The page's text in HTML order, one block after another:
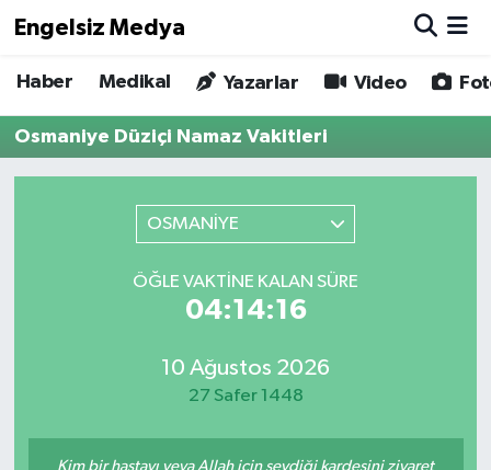
Engelsiz Medya
Haber Medikal Yazarlar Video
Osmaniye Düziçi Namaz Vakitleri
OSMANİYE
ÖĞLE VAKTINE KALAN SÜRE
04:14:16
10 Ağustos 2026
27 Safer 1448
Kim bir hastayı veya Allah için sevdiği kardeşini ziyaret
Haber
Medikal
Hava Durumu
Trafik Durumu
Son Dakika Haberleri
Haber Arşivi